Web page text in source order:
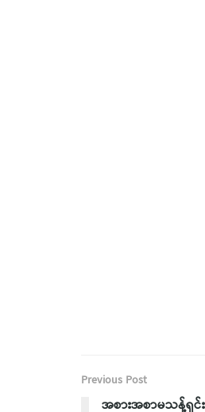
Previous Post
အစားအစာမသန့်ရှင်း